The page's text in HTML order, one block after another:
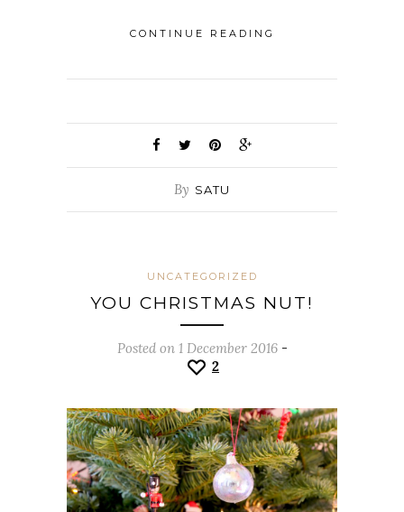
CONTINUE READING
By SATU
UNCATEGORIZED
YOU CHRISTMAS NUT!
Posted on 1 December 2016-
2